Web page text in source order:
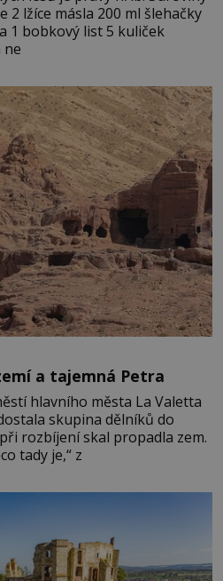
2 lžíce másla 200 ml šlehačky
1 bobkový list 5 kuliček
ne
a tajemná Petra
hlavního města La Valetta
skupina dělníků do
rozbíjení skal propadla zem.
tady je,“ z